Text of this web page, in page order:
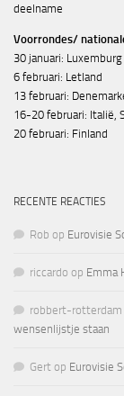
deelname
Voorrondes/
30 januari: Luxemburg
6 februari: Letland
13 februari:
16-20 februari: Italië,
20 februari: Finland
RECENTE REACTIES
Rob op Eurovisie
riccardo op Emma
robbert-rotterdam
wensenlijstje staan
Gert op Eurovisie